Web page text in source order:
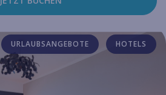
URLAUBSANGEBOTE HOTELS